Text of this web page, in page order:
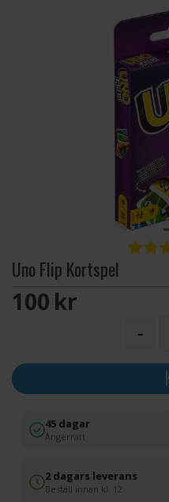
Uno Flip Kortspel
100 SEK
-
45 dagar
Ångerrätt
2 dagars leverans
Beställ innan kl. 12